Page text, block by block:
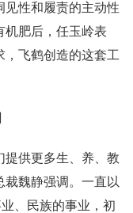
见性和履责的主动性
机肥后，任玉岭表
，飞鹤创造的这套工
提供更多生、养、教
裁魏静强调。一直以
、民族的事业，初